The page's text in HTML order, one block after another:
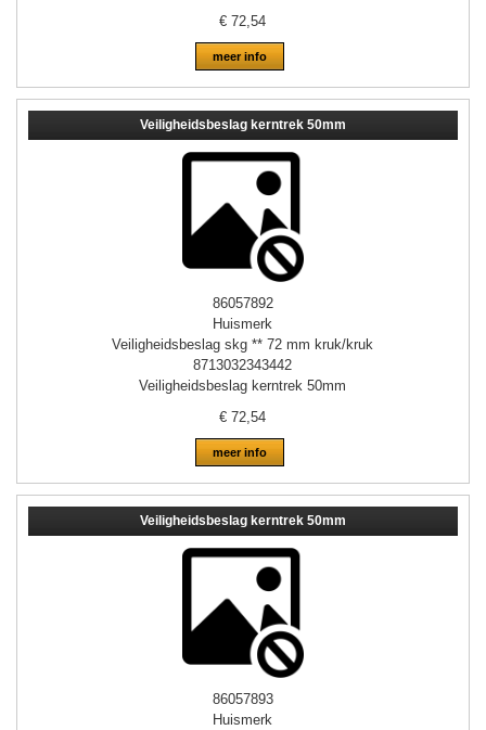
€72,54
meer info
Veiligheidsbeslag kerntrek 50mm
86057892
Huismerk
Veiligheidsbeslag skg ** 72 mm kruk/kruk
8713032343442
Veiligheidsbeslag kerntrek 50mm
€72,54
meer info
Veiligheidsbeslag kerntrek 50mm
86057893
Huismerk